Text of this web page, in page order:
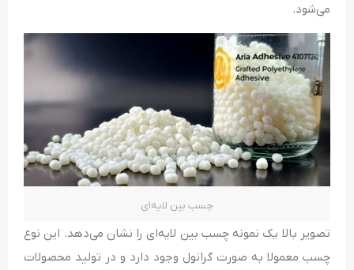
می‌شود.
چسب بین لایه‌ای
تصویر بالا یک نمونه چسب بین لایه‌ای را نشان می‌دهد. این نوع
چسب معمولا به صورت گرانول وجود دارد و در تولید محصولات